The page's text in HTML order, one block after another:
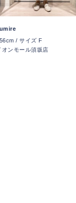
/ サイズ F
オンモール須坂店